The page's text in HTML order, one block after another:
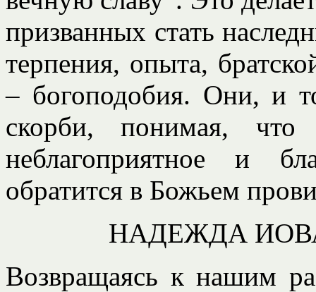
призванных стать
терпения, опыта,
– богоподобия. Они, и
скорби, понимая,
неблагоприятное и
обратится в Божьем
НАДЕЖДА
Возвращаясь к нашим